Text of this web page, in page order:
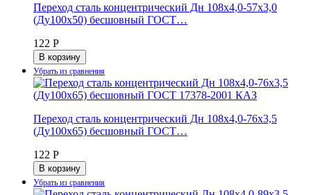
Переход сталь концентрический Дн 108х4,0-57х3,0
(Ду100х50) бесшовный ГОСТ…
122 Р
В корзину
Переход сталь концентрический Дн 108х4,0-76х3,5
(Ду100х65) бесшовный ГОСТ…
122 Р
В корзину